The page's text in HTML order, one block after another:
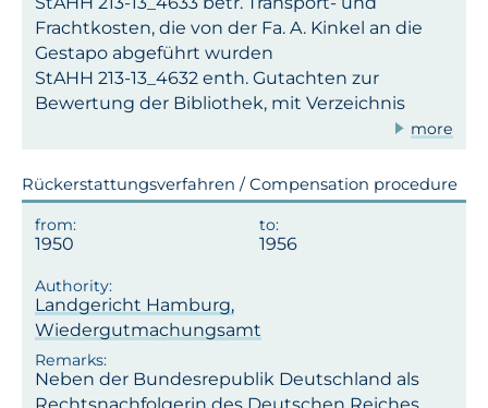
Frachtkosten, die von der Fa. A. Kinkel an die
Gestapo abgeführt wurden
StAHH 213-13_4632 enth. Gutachten zur
Bewertung der Bibliothek, mit Verzeichnis
more
Rückerstattungsverfahren / Compensation procedure
1950 1956
Landgericht Hamburg,
Wiedergutmachungsamt
Neben der Bundesrepublik Deutschland als